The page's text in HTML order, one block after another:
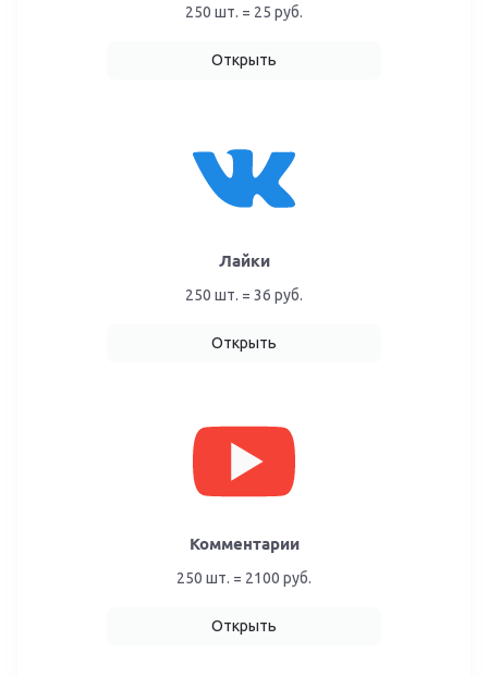
250 шт. = 25 руб.
Открыть
Лайки
250 шт. = 36 руб.
Открыть
Комментарии
250 шт. = 2100 руб.
Открыть